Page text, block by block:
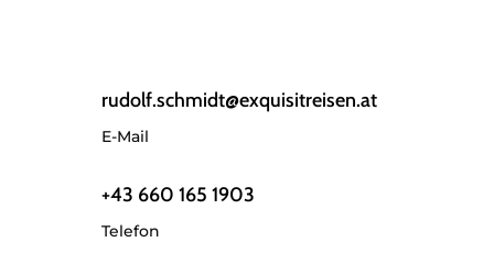
rudolf.schmidt@exquisitreisen.at
E-Mail
+43 660 165 1903
Telefon